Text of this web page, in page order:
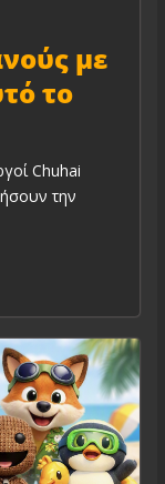
με
το
Chuhai
την